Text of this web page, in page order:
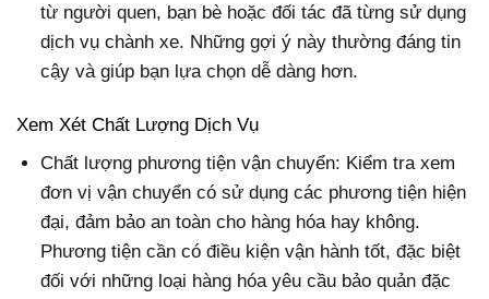
từ người quen, bạn bè hoặc đối tác đã từng sử dụng
dịch vụ chành xe. Những gợi ý này thường đáng tin
cậy và giúp bạn lựa chọn dễ dàng hơn.
Xem Xét Chất Lượng Dịch Vụ
Chất lượng phương tiện vận chuyển: Kiểm tra xem
đơn vị vận chuyển có sử dụng các phương tiện hiện
đại, đảm bảo an toàn cho hàng hóa hay không.
Phương tiện cần có điều kiện vận hành tốt, đặc biệt
đối với những loại hàng hóa yêu cầu bảo quản đặc